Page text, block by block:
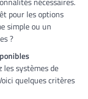
pour les options
simple ou un
?
les systèmes de
quelques critères